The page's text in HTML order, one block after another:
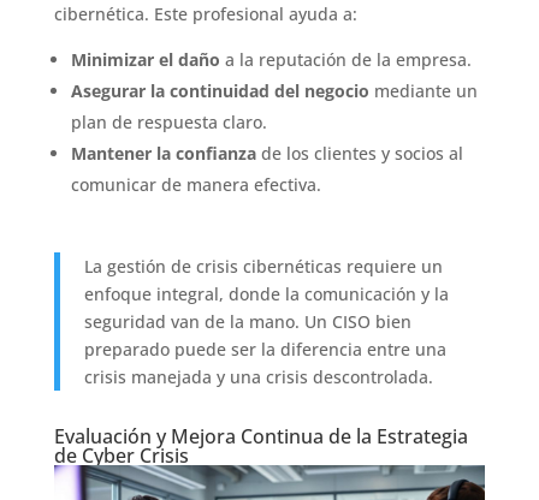
cibernética. Este profesional ayuda a:
Minimizar el daño a la reputación de la empresa.
Asegurar la continuidad del negocio mediante un
plan de respuesta claro.
Mantener la confianzade los clientes y socios al
comunicar de manera efectiva.
La gestión de crisis cibernéticas requiere un
enfoque integral, donde la comunicación y la
seguridad van de la mano. Un CISO bien
preparado puede ser la diferencia entre una
crisis manejada y una crisis descontrolada.
Evaluación y Mejora Continua de la Estrategia
de Cyber Crisis